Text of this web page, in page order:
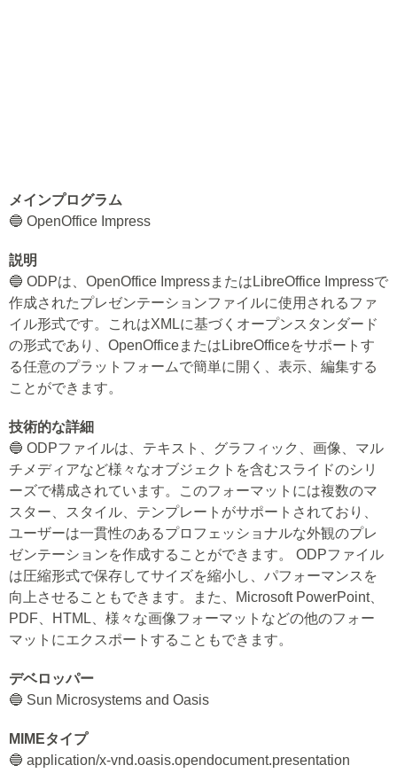
メインプログラム
🔵 OpenOffice Impress
説明
🔵 ODPは、OpenOffice ImpressまたはLibreOffice Impressで
作成されたプレゼンテーションファイルに使用されるファ
イル形式です。これはXMLに基づくオープンスタンダード
の形式であり、OpenOfficeまたはLibreOfficeをサポートす
る任意のプラットフォームで簡単に開く、表示、編集する
ことができます。
技術的な詳細
🔵 ODPファイルは、テキスト、グラフィック、画像、マル
チメディアなど様々なオブジェクトを含むスライドのシリ
ーズで構成されています。このフォーマットには複数のマ
スター、スタイル、テンプレートがサポートされており、
ユーザーは一貫性のあるプロフェッショナルな外観のプレ
ゼンテーションを作成することができます。 ODPファイル
は圧縮形式で保存してサイズを縮小し、パフォーマンスを
向上させることもできます。また、Microsoft PowerPoint、
PDF、HTML、様々な画像フォーマットなどの他のフォー
マットにエクスポートすることもできます。
デベロッパー
🔵 Sun Microsystems and Oasis
MIMEタイプ
🔵 application/x-vnd.oasis.opendocument.presentation